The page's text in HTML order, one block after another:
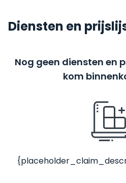
Diensten en
Nog geen diensten en
kom